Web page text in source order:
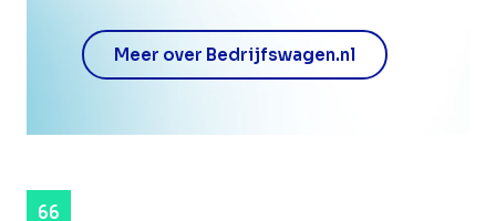
Meer over Bedrijfswagen.nl